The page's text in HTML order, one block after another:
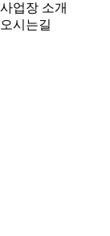
사업장 소개
오시는길